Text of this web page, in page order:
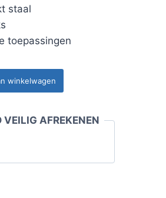
staal
toepassingen
winkelwagen
VEILIG AFREKENEN